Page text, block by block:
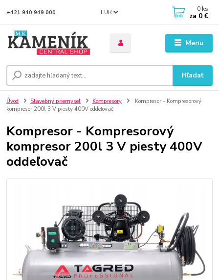
Menu
EUR
Hľadať
+421 940 949 000 0 ks
za 0 €
Úvod Stavebný priemysel Kompresory
Kompresor - Kompresorový
kompresor 200l 3 V piesty 400V oddeľovač
Kompresor - Kompresorový
kompresor 200l 3 V piesty 400V
oddeľovač